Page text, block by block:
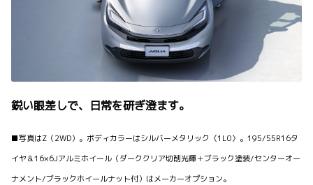
鋭い眼差しで、日常を研ぎ澄ます。
■写真はZ（2WD）。ボディカラーはシルバーメタリック〈1L0〉。195/55R16タ
イヤ＆16×6Jアルミホイール（ダーククリア切削光輝＋ブラック塗装/センターオー
ナメント/ブラックホイールナット付）はメーカーオプション。